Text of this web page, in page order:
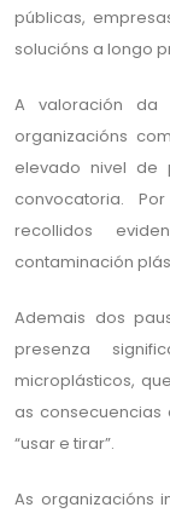
públicas,
solucións a longo
A valoración da
organizacións
elevado nivel de
convocatoria.
recollidos
contaminación
Ademais dos
presenza
microplásticos,
as
“usar e tirar”.
As organizacións